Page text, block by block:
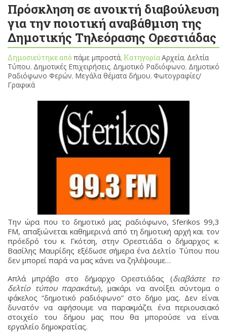
Πρόσκληση σε ανοικτή διαβούλευση
για την ποιοτική αναβάθμιση της
Δημοτικής Τηλεόρασης Ορεστιάδας
Δημοσιεύτηκε από πάμε μπροστά, ΚατηγορίαΑρχεία, Δελτία
Τύπου, Δημοτικές Επιχειρήσεις, Δημοτικό Ραδιόφωνο, Δημοτικό
Ραδιόφωνο Φερών, Μεγάλα θέματα δήμου, Φωτογραφίες/
Γραφικά
Την ώρα που το δημοτικό μας ραδιόφωνο, Sferikos 99,3
FM, απαξιώνεται καθημερινά από τη δημοτική αρχή και τον
πρόεδρό του κ. Γκότση, στην Ορεστιάδα ο δήμαρχος κ.
Βασίλης Μαυρίδης εξέδωσε σήμερα ένα Δελτίο Τύπου που
δεν μπορεί παρά να μας κάνει να ζηλέψουμε…
Απλά μπράβο στο δήμαρχο Ορεστιάδας (διαβάστε το
δελτίο τύπου παρακάτω), μακάρι να ανοίξει σύντομα ο
φάκελος “δημοτικό ραδιόφωνο” στο δήμο μας. Δεν είναι
δυνατόν να αφήσουμε να παρακμάζει ένα περιουσιακό
στοιχείο του δήμου μας που θα μπορούσε να είναι
εργαλείο δημοκρατίας.